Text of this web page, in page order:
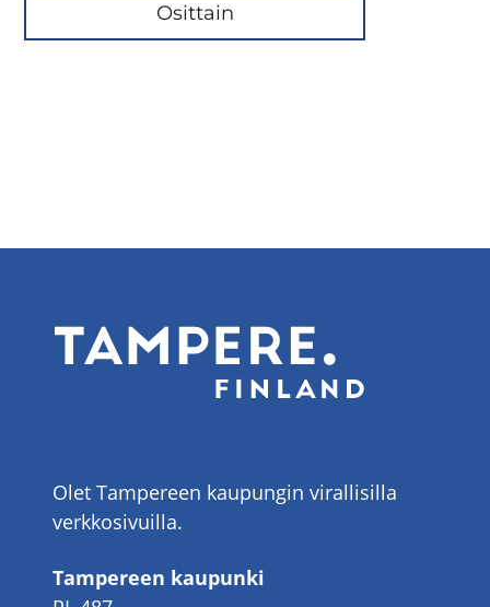
Osittain
Olet Tampereen kaupungin virallisilla
verkkosivuilla.
Tampereen kaupunki